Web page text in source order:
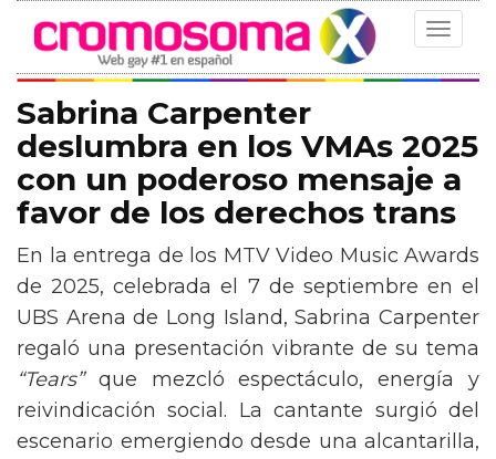
Toggle
Sabrina Carpenter
deslumbra en los VMAs 2025
con un poderoso mensaje a
favor de los derechos trans
En la entrega de los MTV Video Music Awards
de 2025, celebrada el 7 de septiembre en el
UBS Arena de Long Island, Sabrina Carpenter
regaló una presentación vibrante de su tema
“Tears”que mezcló espectáculo, energía y
reivindicación social. La cantante surgió del
escenario emergiendo desde una alcantarilla,